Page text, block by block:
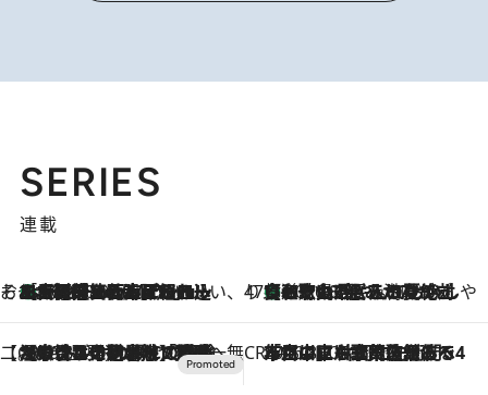
SERIES
連載
そおだよおこの関西おいしい、おやつ紀行
2026.8.9
［大阪府箕面市］一皿一皿目の前で仕上げられる、料理を巧みに組み込んだアシェットデセールコース「ミチル アシェット デセール（Michiru assiette dessert）」 47都道府県の手みやげ ひんやりスイーツで夏を満喫
2026.8.9
【和歌山県】この夏絶対食べたい 冷やしておいしいおやつ3選 みかんがごろっと丸ごと入ったジュレ
【CREA×星野リゾート】唯一無二。癒しと発見が待つ場所へ
2026.8.7
【トンボの足水浴】ヒノキの香りに包まれて涼感マックス！約13℃の湧水かけ流しを避暑地「星野温泉 トンボの湯」で体験 CREA'S CHOICE
2026.8.7
「立川にも歌舞伎があるんだよ」 片岡仁左衛門・市川中車ら豪華座組みで4年目の立川立飛歌舞伎へ